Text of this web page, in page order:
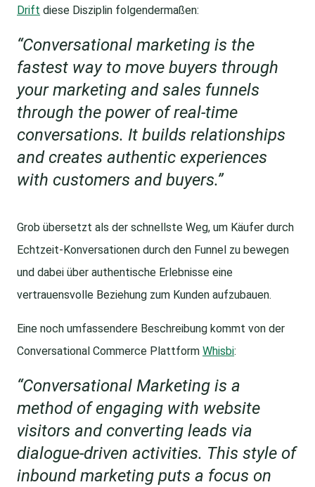
Drift diese Disziplin folgendermaßen:
“Conversational marketing is the
fastest way to move buyers through
your marketing and sales funnels
through the power of real-time
conversations. It builds relationships
and creates authentic experiences
with customers and buyers.”
Grob übersetzt als der schnellste Weg, um Käufer durch
Echtzeit-Konversationen durch den Funnel zu bewegen
und dabei über authentische Erlebnisse eine
vertrauensvolle Beziehung zum Kunden aufzubauen.
Eine noch umfassendere Beschreibung kommt von der
Conversational Commerce Plattform Whisbi:
“Conversational Marketing is a
method of engaging with website
visitors and converting leads via
dialogue-driven activities. This style of
inbound marketing puts a focus on